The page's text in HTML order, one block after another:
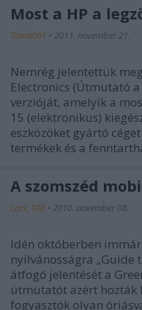
Most a HP a
Toma001 • 2011. november 21.
Nemrég jelentettük
Electronics (Útmutató
verzióját, amelyik a
15 (elektronikus)
eszközöket gyártó
termékek és a
A szomszéd
Lars_108 • 2010. november 08.
Idén októberben
nyilvánosságra „Guide
átfogó jelentését a
útmutatót azért hozták
fogyasztók olyan